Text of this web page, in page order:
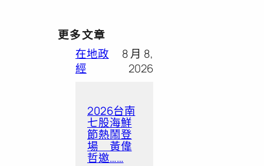
更多文章
在地政
經
8 月 8,
2026
2026台南
七股海鮮
節熱鬧登
場 黃偉
哲邀……